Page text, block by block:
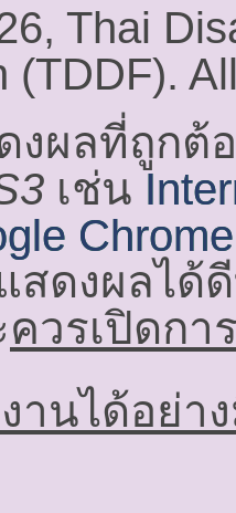
Thai
(TDDF).
งผลที่ถูกต้
เช่น
สดงผลได้
ควรเปิดกา
านได้อย่า